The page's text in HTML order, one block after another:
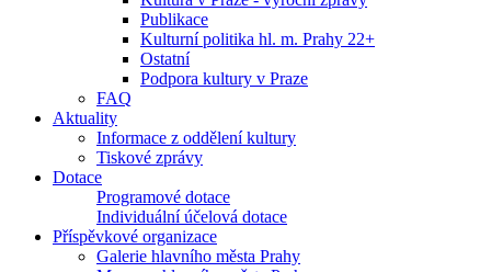
Publikace
Kulturní politika hl. m. Prahy 22+
Ostatní
Podpora kultury v Praze
FAQ
Aktuality
Informace z oddělení kultury
Tiskové zprávy
Dotace
Programové dotace
Individuální účelová dotace
Příspěvkové organizace
Galerie hlavního města Prahy